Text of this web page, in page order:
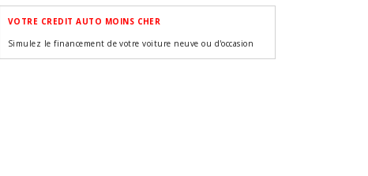
VOTRE CREDIT AUTO MOINS CHER
Simulez le financement de votre voiture neuve ou d'occasion